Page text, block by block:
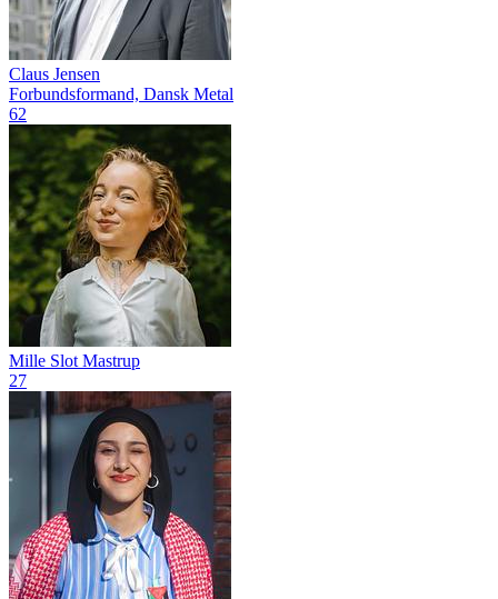
Claus Jensen
Forbundsformand, Dansk Metal
62
Mille Slot Mastrup
27